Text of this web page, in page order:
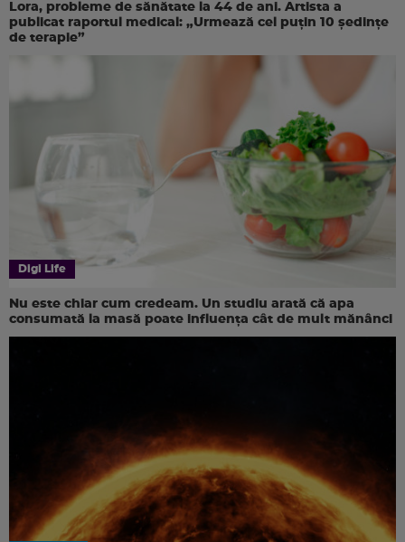
Lora, probleme de sănătate la 44 de ani. Artista a
publicat raportul medical: „Urmează cel puțin 10 ședințe
de terapie”
Digi Life
Nu este chiar cum credeam. Un studiu arată că apa
consumată la masă poate influența cât de mult mănânci